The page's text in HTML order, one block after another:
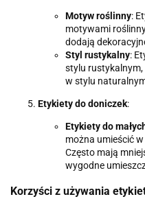
Motyw roślinny:
motywami
dodają
Styl rustykalny:
stylu
w stylu
Etykiety do doniczek:
Etykiety do
można umieścić
Często mają
wygodne
Korzyści z używania